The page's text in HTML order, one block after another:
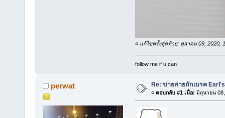
« แก้ไขครั้งสุดท้าย: ตุลาคม 09, 2020,
follow me if u can
perwat Re: ขายสายถักเบรค
« ตอบกลับ #1 เมื่อ: มิถุนายน